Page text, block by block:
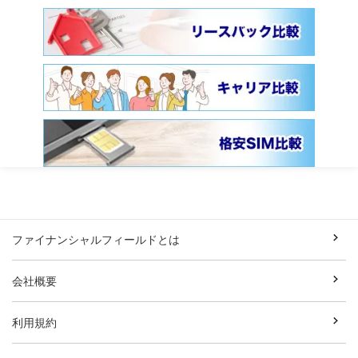
ファイナンシャルフィールドとは
会社概要
利用規約